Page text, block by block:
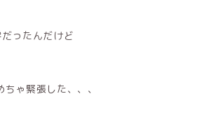
ったんだけど
ゃ緊張した、、、